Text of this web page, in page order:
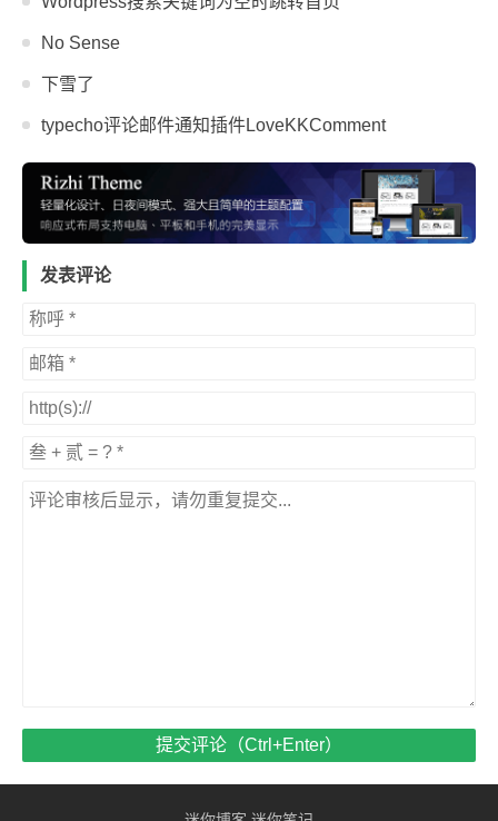
No Sense
下雪了
typecho评论邮件通知插件LoveKKComment
发表评论
提交评论（Ctrl+Enter）